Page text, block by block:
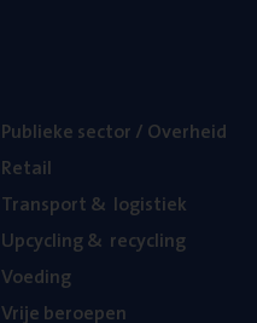
Publie­ke sec­tor / Overheid
Retail
Trans­port& logistiek
Upcy­cling& recycling
Voe­ding
Vrije beroe­pen